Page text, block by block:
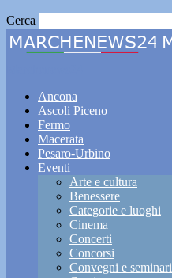
Cerca
Ancona
Ascoli Piceno
Fermo
Macerata
Pesaro-Urbino
Eventi
Arte e cultura
Benessere
Categorie e luoghi
Cinema
Concerti
Concorsi
Convegni e seminari